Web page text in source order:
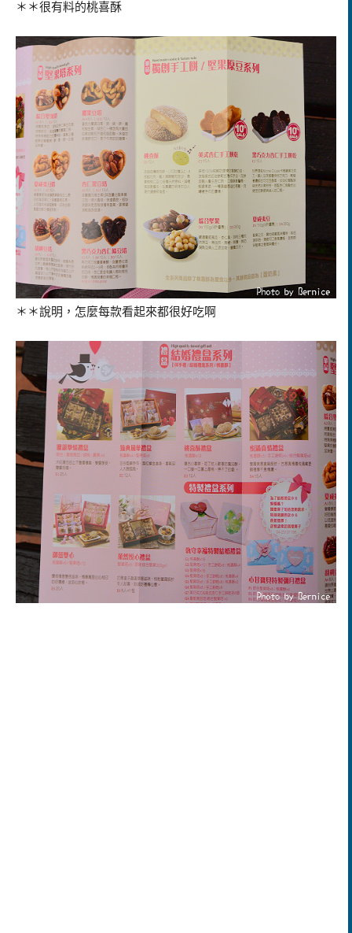
＊＊很有料的桃喜酥
＊＊說明，怎麼每款看起來都很好吃啊